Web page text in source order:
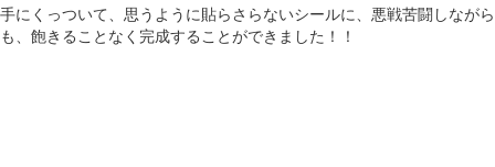
手にくっついて、思うように貼らさらないシールに、悪戦苦闘しながら
も、飽きることなく完成することができました！！